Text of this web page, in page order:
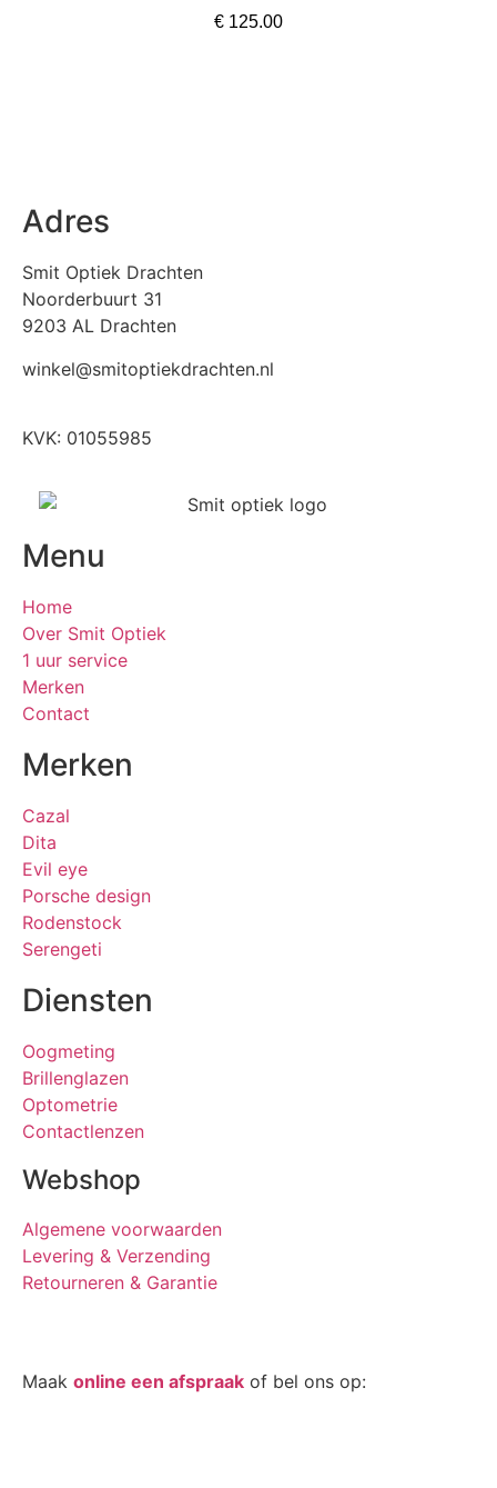
€ 125.00
Adres
Smit Optiek Drachten
Noorderbuurt 31
9203 AL Drachten
winkel@smitoptiekdrachten.nl
KVK: 01055985
Menu
Home
Over Smit Optiek
1 uur service
Merken
Contact
Merken
Cazal
Dita
Evil eye
Porsche design
Rodenstock
Serengeti
Diensten
Oogmeting
Brillenglazen
Optometrie
Contactlenzen
Webshop
Algemene voorwaarden
Levering & Verzending
Retourneren & Garantie
Maak online een afspraak of bel ons op: